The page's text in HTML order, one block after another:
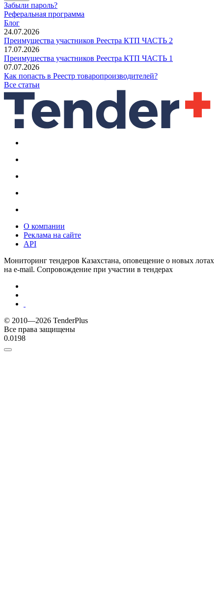
Забыли пароль?
Реферальная программа
Блог
24.07.2026
Преимущества участников Реестра КТП ЧАСТЬ 2
17.07.2026
Преимущества участников Реестра КТП ЧАСТЬ 1
07.07.2026
Как попасть в Реестр товаропроизводителей?
Все статьи
О компании
Реклама на сайте
API
Мониторинг тендеров Казахстана, оповещение о новых лотах
на e-mail. Сопровождение при участии в тендерах
© 2010—2026 TenderPlus
Все права защищены
0.0198